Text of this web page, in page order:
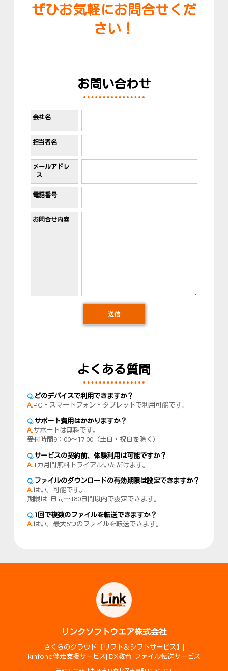
ぜひお気軽にお問合せくだ
さい！
お問い合わせ
会社名
担当者名
メールアドレ
ス
電話番号
お問合せ内容
よくある質問
Q.どのデバイスで利用できますか？
A.PC・スマートフォン・タブレットで利用可能です。
Q.サポート費用はかかりますか？
A.サポートは無料です。
受付時間9：00～17:00（土日・祝日を除く）
Q.サービスの契約前、体験利用は可能ですか？
A.1カ月間無料トライアルいただけます。
Q. ファイルのダウンロードの有効期限は設定できますか？
A.はい、可能です。
期限は1日間～180日間以内で設定できます。
Q.1回で複数のファイルを転送できますか？
A.はい、最大5つのファイルを転送できます。
リンクソフトウエア株式会社
さくらのクラウド【リフト＆シフトサービス】
kintone伴走支援サービス DX教育 ファイル転送サービス